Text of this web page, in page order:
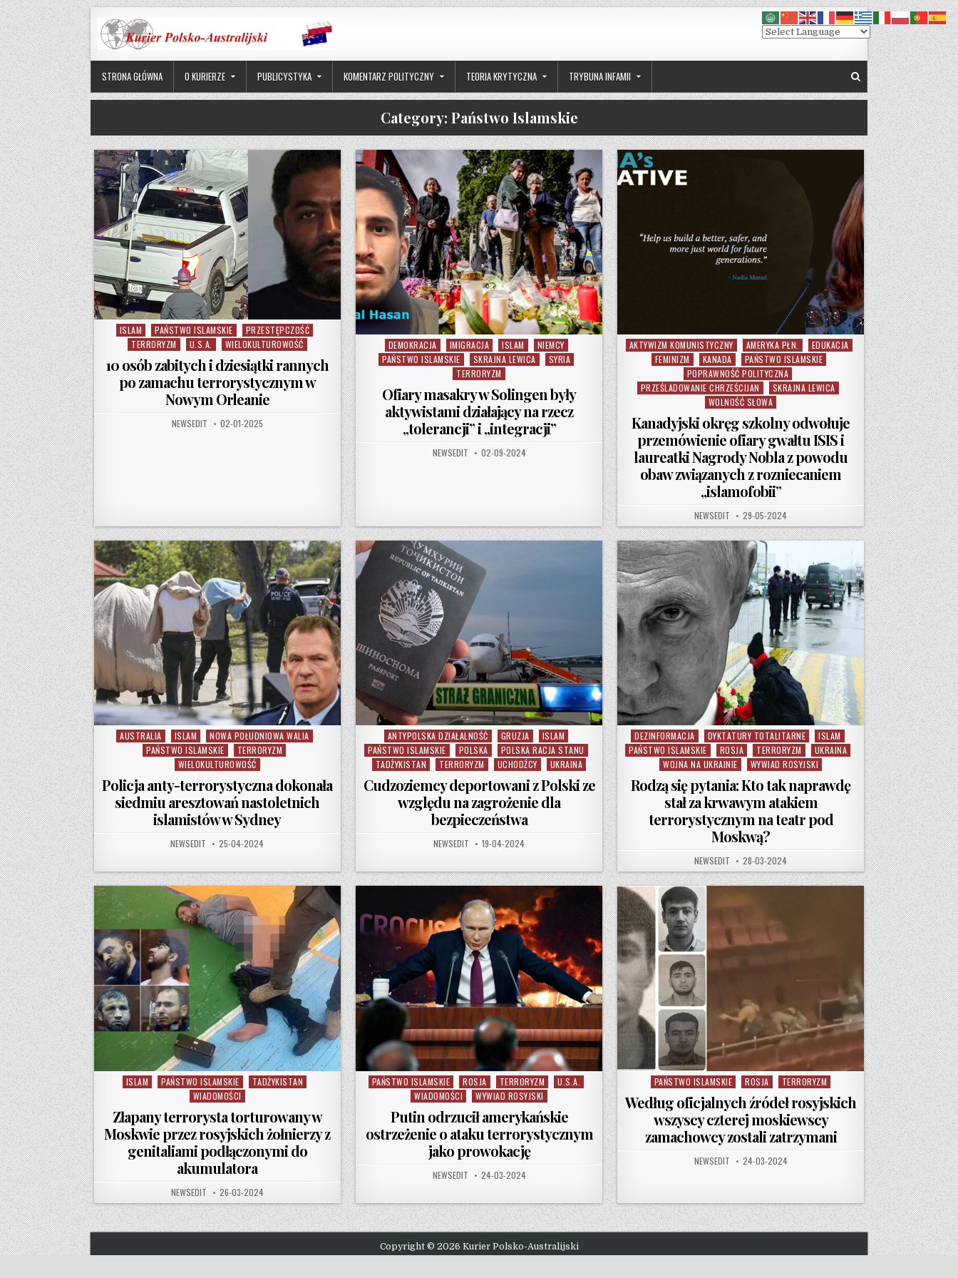
Skip to content
STRONA GŁÓWNA O KURIERZE PUBLICYSTYKA KOMENTARZ POLITYCZNY TEORIA KRYTYCZNA TRYBUNA INFAMII
Category: Państwo Islamskie
Posted in
ISLAM PAŃSTWO ISLAMSKIE
PRZESTĘPCZOŚĆ
TERRORYZM
U.S.A. WIELOKULTUROWOŚĆ
10 osób zabitych i dziesiątki rannych
po zamachu terrorystycznym w
Nowym Orleanie
AUTHOR:
NEWSEDIT PUBLISHED DATE:
02-01-2025
Posted in
DEMOKRACJA IMIGRACJA ISLAM
NIEMCY
PAŃSTWO ISLAMSKIE
SKRAJNA LEWICA
SYRIA
TERRORYZM
Ofiary masakry w Solingen były
aktywistami działający na rzecz
„tolerancji” i „integracji”
AUTHOR:
NEWSEDIT PUBLISHED DATE:
02-09-2024
Posted in
AKTYWIZM KOMUNISTYCZNY AMERYKA PŁN.
EDUKACJA
FEMINIZM
KANADA
PAŃSTWO ISLAMSKIE
POPRAWNOŚĆ POLITYCZNA
PRZEŚLADOWANIE CHRZEŚCIJAN
SKRAJNA LEWICA
WOLNOŚĆ SŁOWA
Kanadyjski okręg szkolny odwołuje
przemówienie ofiary gwałtu ISIS i
laureatki Nagrody Nobla z powodu
obaw związanych z rozniecaniem
„islamofobii”
AUTHOR:
NEWSEDIT PUBLISHED DATE:
29-05-2024
Posted in
AUSTRALIA ISLAM
NOWA POŁUDNIOWA WALIA
PAŃSTWO ISLAMSKIE
TERRORYZM
WIELOKULTUROWOŚĆ
Policja anty-terrorystyczna dokonała
siedmiu aresztowań nastoletnich
islamistów w Sydney
AUTHOR:
NEWSEDIT PUBLISHED DATE:
25-04-2024
Posted in
ANTYPOLSKA DZIAŁALNOŚĆ GRUZJA
ISLAM
PAŃSTWO ISLAMSKIE
POLSKA
POLSKA RACJA STANU
TADŻYKISTAN
TERRORYZM UCHODŹCY UKRAINA
Cudzoziemcy deportowani z Polski ze
względu na zagrożenie dla
bezpieczeństwa
AUTHOR:
NEWSEDIT PUBLISHED DATE:
19-04-2024
Posted in
DEZINFORMACJA DYKTATURY TOTALITARNE
ISLAM
PAŃSTWO ISLAMSKIE
ROSJA TERRORYZM
UKRAINA
WOJNA NA UKRAINIE
WYWIAD ROSYJSKI
Rodzą się pytania: Kto tak naprawdę
stał za krwawym atakiem
terrorystycznym na teatr pod
Moskwą?
AUTHOR:
NEWSEDIT PUBLISHED DATE:
28-03-2024
Posted in
ISLAM PAŃSTWO ISLAMSKIE
TADŻYKISTAN
WIADOMOŚCI
Złapany terrorysta torturowany w
Moskwie przez rosyjskich żołnierzy z
genitaliami podłączonymi do
akumulatora
AUTHOR:
NEWSEDIT PUBLISHED DATE:
26-03-2024
Posted in
PAŃSTWO ISLAMSKIE ROSJA TERRORYZM
U.S.A.
WIADOMOŚCI
WYWIAD ROSYJSKI
Putin odrzucił amerykańskie
ostrzeżenie o ataku terrorystycznym
jako prowokację
AUTHOR:
NEWSEDIT PUBLISHED DATE:
24-03-2024
Posted in
PAŃSTWO ISLAMSKIE ROSJA TERRORYZM
Według oficjalnych źródeł rosyjskich
wszyscy czterej moskiewscy
zamachowcy zostali zatrzymani
AUTHOR:
NEWSEDIT PUBLISHED DATE:
24-03-2024
Copyright © 2026 Kurier Polsko-Australijski